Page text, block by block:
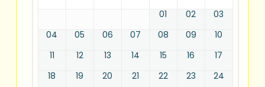
01
02
03
04
05 06 07 08 09
10
11
12 13 14 15 16
17
18
19 20 21 22 23
24